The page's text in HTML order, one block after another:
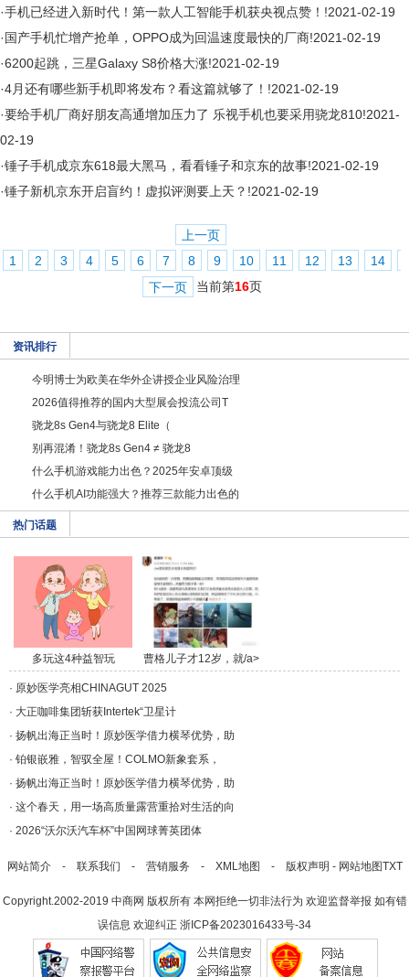
·手机已经进入新时代！第一款人工智能手机获央视点赞！!2021-02-19
· 国产手机忙增产抢单，OPPO成为回温速度最快的厂商!2021-02-19
·6200起跳，三星Galaxy S8价格大涨!2021-02-19
·4月还有哪些新手机即将发布？看这篇就够了！!2021-02-19
·要给手机厂商好朋友高通增加压力了 乐视手机也要采用骁龙810!2021-
02-19
·锤子手机成京东618最大黑马，看看锤子和京东的故事!2021-02-19
·锤子新机京东开启盲约！虚拟评测要上天？!2021-02-19
上一页
1
2 3 4 5 6 7 8 9 10 11 12 13 14
下一页
当前第16页
资讯排行
今明博士为欧美在华外企讲授企业风险治理
2026值得推荐的国内大型展会投流公司T
骁龙8s Gen4与骁龙8 Elite（
别再混淆！骁龙8s Gen4 ≠ 骁龙8
什么手机游戏能力出色？2025年安卓顶级
什么手机AI功能强大？推荐三款能力出色的
热门话题
多玩这4种益智玩
具，/a>
曹格儿子才12岁，就/a>
· 原妙医学亮相CHINAGUT 2025
· 大正咖啡集团斩获Intertek“卫星计
· 扬帆出海正当时！原妙医学借力横琴优势，助
· 铂银嵌雅，智驭全屋！COLMO新象套系，
· 扬帆出海正当时！原妙医学借力横琴优势，助
· 这个春天，用一场高质量露营重拾对生活的向
· 2026“沃尔沃汽车杯”中国网球菁英团体
网站简介- 联系我们 - 营销服务 - XML地图 - 版权声明 - 网站地图TXT
Copyright.2002-2019 中商网 版权所有 本网拒绝一切非法行为 欢迎监督举报 如有错
误信息 欢迎纠正 浙ICP备2023016433号-34